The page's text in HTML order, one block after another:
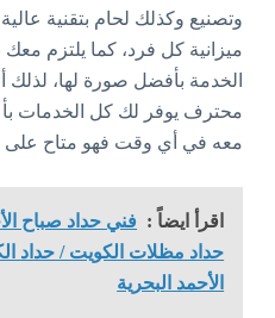
وتصنيع وكذلك لحام بتقنية
ميزانية كل فرد، كما يلتزم معك
الخدمة بأفضل صورة لها،
محترف يوفر لك كل الخدمات
معه في أي وقت فهو متاح على
اقرأ ايضاً :
حداد مظلات الكويت / حداد
الأحمد البحرية